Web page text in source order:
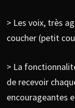
> Les voix, très
coucher (petit
> La
de recevoir
encourageantes